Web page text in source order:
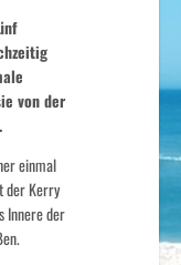
von der
einmal
der Kerry
Innere der